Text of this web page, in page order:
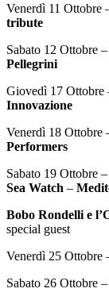
Venerdì 11 Ottobre
tribute
Sabato 12 Ottobre –
Pellegrini
Giovedì 17 Ottobre
Innovazione
Venerdì 18 Ottobre
Performers
Sabato 19 Ottobre –
Sea Watch –
Bobo Rondelli e
special guest
Venerdì 25 Ottobre
Sabato 26 Ottobre –